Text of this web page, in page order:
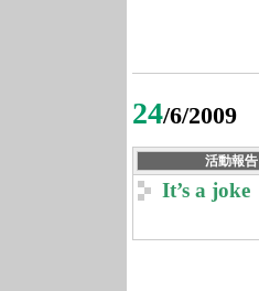
24/6/2009
活動報告
It’s a joke